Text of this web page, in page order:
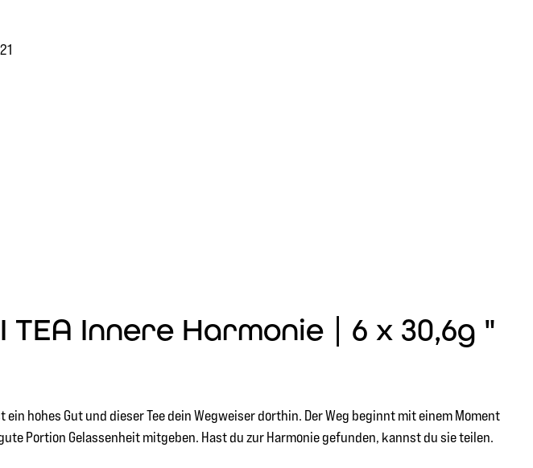
Innere Harmonie | 6 x 30,6g "
hohes Gut und dieser Tee dein Wegweiser dorthin. Der Weg beginnt mit einem Moment
Portion Gelassenheit mitgeben. Hast du zur Harmonie gefunden, kannst du sie teilen.